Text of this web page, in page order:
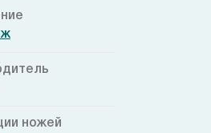
ножей